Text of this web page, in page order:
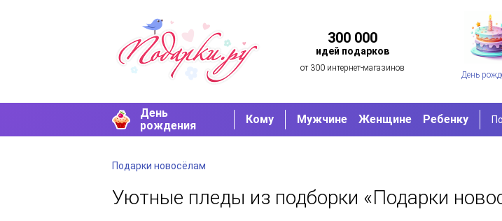
300 000
идей подарков
от 300 интернет-магазинов
День
День
рождения
Кому Мужчине Женщине Ребенку
Подарки новосёлам
Уютные пледы из подборки «Подарки